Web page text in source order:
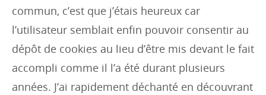
commun, c’est que j’étais heureux car
l’utilisateur semblait enfin pouvoir consentir au
dépôt de cookies au lieu d’être mis devant le fait
accompli comme il l’a été durant plusieurs
années. J’ai rapidement déchanté en découvrant